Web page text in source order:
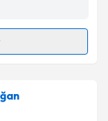
Aydınlatma
belirtilen
için randevu
randevu